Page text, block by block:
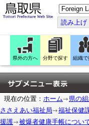
こ
の
ペ
ー
ジ
翻
訳
す
る
読み上げ
県外の方へ 分野で探す 組織で
現在の位置： ホーム 県の
ささえあい福祉局
福祉保健
援護
被爆者健康手帳につい